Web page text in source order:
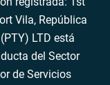
Vila, República
LTD está
del Sector
de Servicios